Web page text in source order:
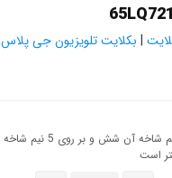
| بکلایت تلویزیون جی پلاس